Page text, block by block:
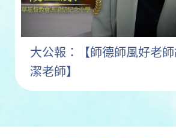
大公報：【師德師風好老
潔老師】